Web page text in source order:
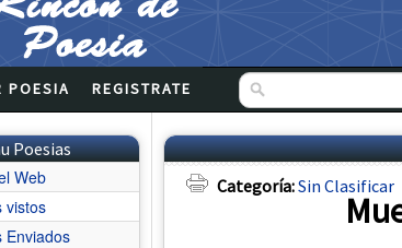
POESIA REGISTRATE
Poesias
Web
vistos
Enviados
Categoría:Sin Clasificar